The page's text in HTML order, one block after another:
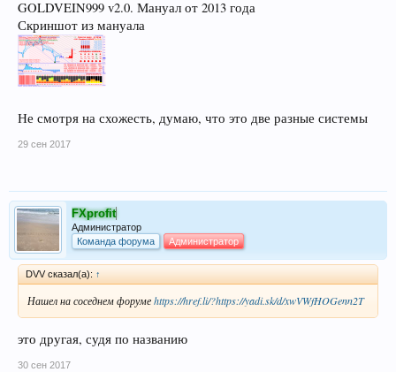
GOLDVEIN999 v2.0. Мануал от 2013 года
Скриншот из мануала
Не смотря на схожесть, думаю, что это две разные системы
29 сен 2017
FXprofit
Администратор
Команда форума
Администратор
DVV сказал(а): ↑
Нашел на соседнем форумеhttps://href.li/?https://yadi.sk/d/xwVWfHOGenn2T
это другая, судя по названию
30 сен 2017